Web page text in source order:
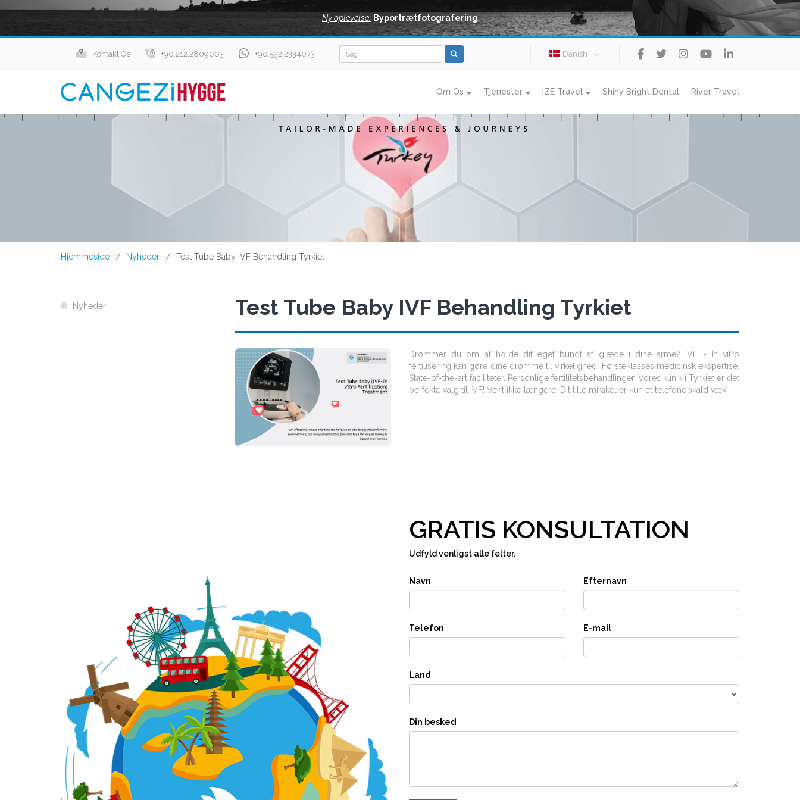
Ny oplevelse: Byportrætfotografering
Kontakt Os +90.212.2809003 +90.532.2334073 Danish
Om Os Tjenester IZE Travel Shiny Bright Dental River Travel
Hjemmeside / Nyheder / Test Tube Baby IVF Behandling Tyrkiet
Nyheder Test Tube Baby IVF Behandling Tyrkiet
Drømmer du om at holde dit eget bundt af glæde i dine arme? IVF - In vitro
fertilisering kan gøre dine drømme til virkelighed! Førsteklasses medicinsk ekspertise.
State-of-the-art faciliteter. Personlige fertilitetsbehandlinger. Vores klinik i Tyrkiet er det
perfekte valg til IVF! Vent ikke længere. Dit lille mirakel er kun et telefonopkald væk!
GRATIS KONSULTATION
Udfyld venligst alle felter.
Navn Efternavn
Telefon E-mail
Land
Din besked